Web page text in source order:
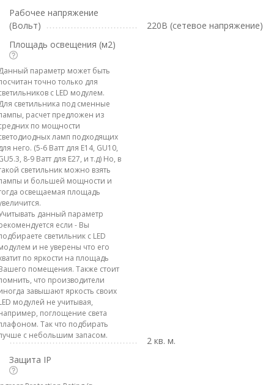
Рабочее напряжение
(Вольт)
220В (сетевое напряжение)
Площадь освещения (м2)
параметр может быть
точно только для
с LED модулем.
светильника под сменные
расчет предложен из
по мощности
ламп подходящих
него. (5-6 Ватт для E14, GU10,
8-9 Ватт для E27, и т.д) Но, в
светильник можно взять
и большей мощности и
освещаемая площадь
данный параметр
если - Вы
светильник с LED
и не уверены что его
по яркости на площадь
помещения. Также стоит
что производители
завышают яркость своих
модулей не учитывая,
поглощение света
Так что подбирать
с небольшим запасом.
2 кв. м.
Защита IP